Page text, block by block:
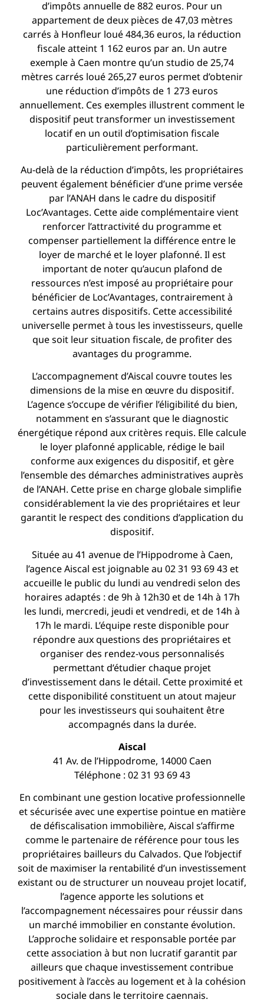
d’impôts annuelle de 882 euros. Pour un
appartement de deux pièces de 47,03 mètres
carrés à Honfleur loué 484,36 euros, la réduction
fiscale atteint 1 162 euros par an. Un autre
exemple à Caen montre qu’un studio de 25,74
mètres carrés loué 265,27 euros permet d’obtenir
une réduction d’impôts de 1 273 euros
annuellement. Ces exemples illustrent comment le
dispositif peut transformer un investissement
locatif en un outil d’optimisation fiscale
particulièrement performant.
Au-delà de la réduction d’impôts, les propriétaires
peuvent également bénéficier d’une prime versée
par l’ANAH dans le cadre du dispositif
Loc’Avantages. Cette aide complémentaire vient
renforcer l’attractivité du programme et
compenser partiellement la différence entre le
loyer de marché et le loyer plafonné. Il est
important de noter qu’aucun plafond de
ressources n’est imposé au propriétaire pour
bénéficier de Loc’Avantages, contrairement à
certains autres dispositifs. Cette accessibilité
universelle permet à tous les investisseurs, quelle
que soit leur situation fiscale, de profiter des
avantages du programme.
L’accompagnement d’Aiscal couvre toutes les
dimensions de la mise en œuvre du dispositif.
L’agence s’occupe de vérifier l’éligibilité du bien,
notamment en s’assurant que le diagnostic
énergétique répond aux critères requis. Elle calcule
le loyer plafonné applicable, rédige le bail
conforme aux exigences du dispositif, et gère
l’ensemble des démarches administratives auprès
de l’ANAH. Cette prise en charge globale simplifie
considérablement la vie des propriétaires et leur
garantit le respect des conditions d’application du
dispositif.
Située au 41 avenue de l’Hippodrome à Caen,
l’agence Aiscal est joignable au 02 31 93 69 43 et
accueille le public du lundi au vendredi selon des
horaires adaptés : de 9h à 12h30 et de 14h à 17h
les lundi, mercredi, jeudi et vendredi, et de 14h à
17h le mardi. L’équipe reste disponible pour
répondre aux questions des propriétaires et
organiser des rendez-vous personnalisés
permettant d’étudier chaque projet
d’investissement dans le détail. Cette proximité et
cette disponibilité constituent un atout majeur
pour les investisseurs qui souhaitent être
accompagnés dans la durée.
Aiscal
41 Av. de l’Hippodrome, 14000 Caen
Téléphone : 02 31 93 69 43
En combinant une gestion locative professionnelle
et sécurisée avec une expertise pointue en matière
de défiscalisation immobilière, Aiscal s’affirme
comme le partenaire de référence pour tous les
propriétaires bailleurs du Calvados. Que l’objectif
soit de maximiser la rentabilité d’un investissement
existant ou de structurer un nouveau projet locatif,
l’agence apporte les solutions et
l’accompagnement nécessaires pour réussir dans
un marché immobilier en constante évolution.
L’approche solidaire et responsable portée par
cette association à but non lucratif garantit par
ailleurs que chaque investissement contribue
positivement à l’accès au logement et à la cohésion
sociale dans le territoire caennais.